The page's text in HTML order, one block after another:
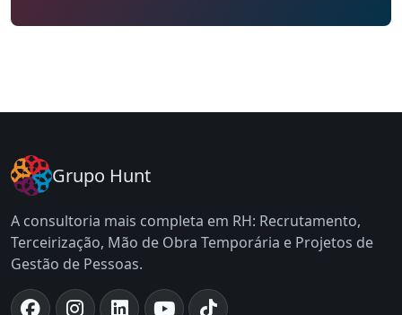
Grupo Hunt
A consultoria mais completa em RH: Recrutamento,
Terceirização, Mão de Obra Temporária e Projetos de
Gestão de Pessoas.